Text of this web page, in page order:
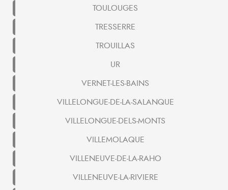
TOULOUGES
TRESSERRE
TROUILLAS
UR
VERNET-LES-BAINS
VILLELONGUE-DE-LA-SALANQUE
VILLELONGUE-DELS-MONTS
VILLEMOLAQUE
VILLENEUVE-DE-LA-RAHO
VILLENEUVE-LA-RIVIERE